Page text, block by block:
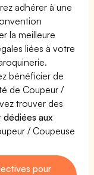
adhérer à une
la meilleure
liées à votre
bénéficier de
de Coupeur /
trouver des
dédiées aux
/ Coupeuse
pour